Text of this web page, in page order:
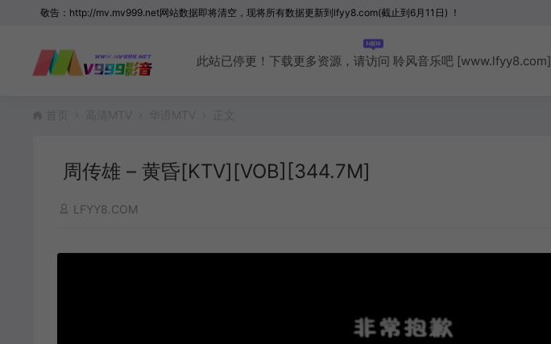
敬告：http://mv.mv999.net网站数据即将清空，现将所有数据更新到lfyy8.com(截止到6月11日) ！
此站已停更！下载更多资源，请访问 聆风音乐吧 [www.lfyy8.com]
周传雄 – 黄昏[KTV][VOB][344.7M]
LFYY8.COM